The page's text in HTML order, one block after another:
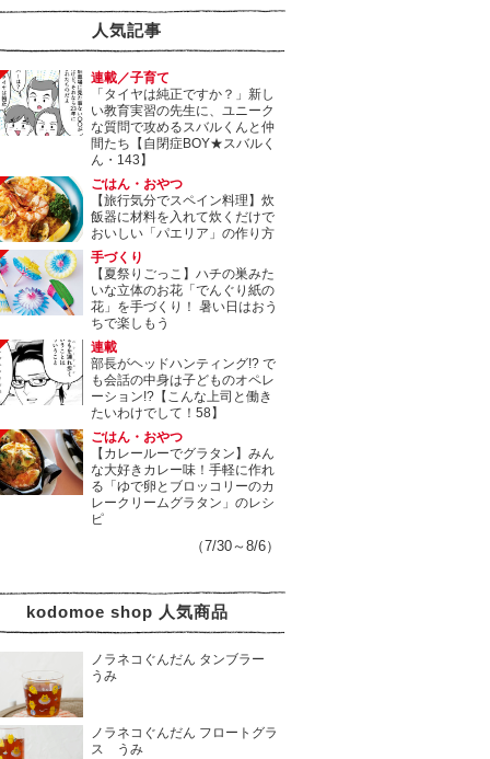
人気記事
連載／子育て
「タイヤは純正ですか？」新し
い教育実習の先生に、ユニーク
な質問で攻めるスバルくんと仲
間たち【自閉症BOY★スバルく
ん・143】
ごはん・おやつ
【旅行気分でスペイン料理】炊
飯器に材料を入れて炊くだけで
おいしい「パエリア」の作り方
手づくり
【夏祭りごっこ】ハチの巣みた
いな立体のお花「でんぐり紙の
花」を手づくり！ 暑い日はおう
ちで楽しもう
連載
部長がヘッドハンティング!? で
も会話の中身は子どものオペレ
ーション!?【こんな上司と働き
たいわけでして！58】
ごはん・おやつ
【カレールーでグラタン】みん
な大好きカレー味！手軽に作れ
る「ゆで卵とブロッコリーのカ
レークリームグラタン」のレシ
ピ
（7/30～8/6）
kodomoe shop 人気商品
ノラネコぐんだん タンブラー
うみ
ノラネコぐんだん フロートグラ
ス うみ